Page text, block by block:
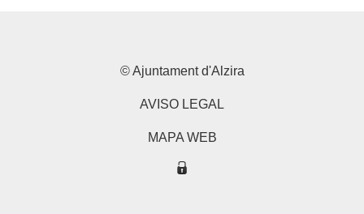
© Ajuntament d'Alzira
AVISO LEGAL
MAPA WEB